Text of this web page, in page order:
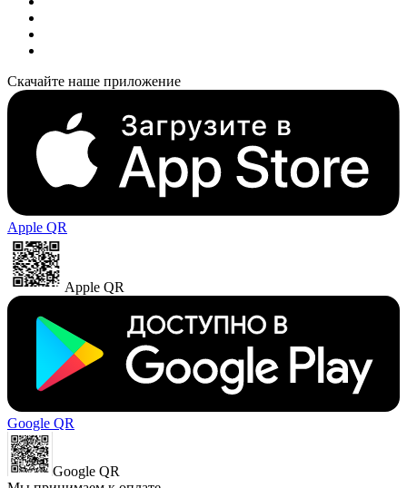
Скачайте наше приложение
Apple QR
Apple QR
Google QR
Google QR